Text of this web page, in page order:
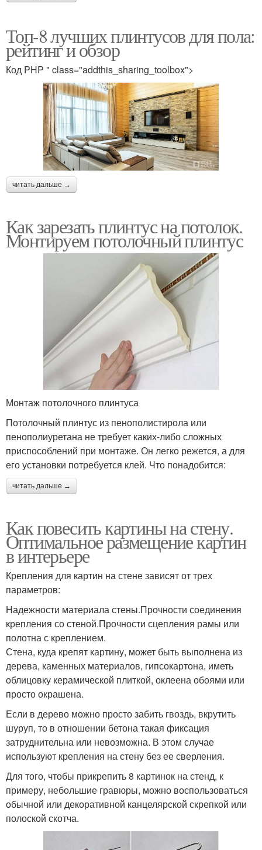
Топ-8 лучших плинтусов для пола:
рейтинг и обзор
Код PHP " class="addthis_sharing_toolbox">
читать дальше →
Как зарезать плинтус на потолок.
Монтируем потолочный плинтус
Монтаж потолочного плинтуса
Потолочный плинтус из пенополистирола или
пенополиуретана не требует каких-либо сложных
приспособлений при монтаже. Он легко режется, а для
его установки потребуется клей. Что понадобится:
читать дальше →
Как повесить картины на стену.
Оптимальное размещение картин
в интерьере
Крепления для картин на стене зависят от трех
параметров:
Надежности материала стены.Прочности соединения
крепления со стеной.Прочности сцепления рамы или
полотна с креплением.
Стена, куда крепят картину, может быть выполнена из
дерева, каменных материалов, гипсокартона, иметь
облицовку керамической плиткой, оклеена обоями или
просто окрашена.
Если в дерево можно просто забить гвоздь, вкрутить
шуруп, то в отношении бетона такая фиксация
затруднительна или невозможна. В этом случае
используют крепления на стену без ее сверления.
Для того, чтобы прикрепить 8 картинок на стенд, к
примеру, небольшие гравюры, можно воспользоваться
обычной или декоративной канцелярской скрепкой или
полоской скотча.